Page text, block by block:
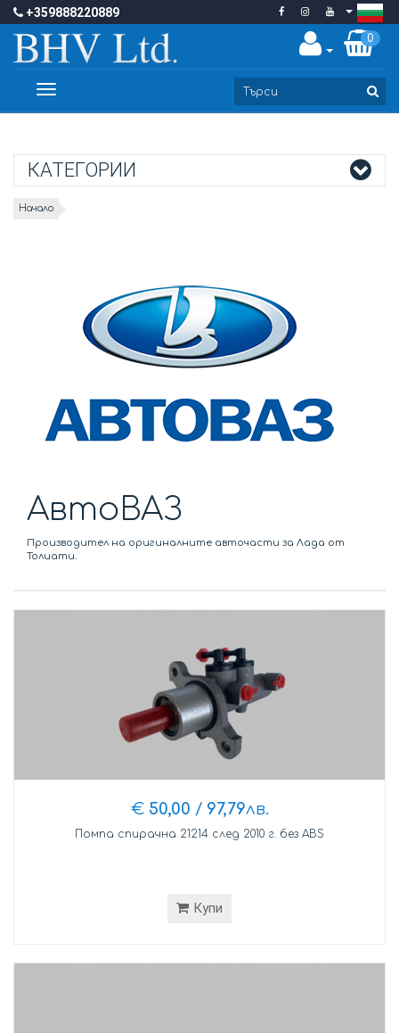
+359888220889
0
Toggle
КАТЕГОРИИ
Начало
АвтоВАЗ
Производител на оригиналните авточасти за Лада от
Толиати.
€ 50,00 / 97,79лв.
Помпа спирачна 21214 след 2010 г. без ABS
Купи